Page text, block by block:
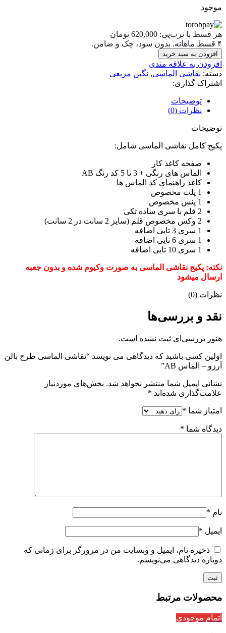
موجود
هر قسط با ترب‌پی: 620,000 تومان
۴ قسط ماهانه. بدون سود، چک و ضامن.
افزودن به سبد خرید
افزودن به علاقه مندی
دسته: نقاشی الماسی, نگین مربعی
اشتراک گذاری:
توضیحات
نظرات (0)
توضیحات
پکیج کامل نقاشی الماسی شامل:
صفحه کاغذ کار
الماس های رنگی + 3 تا 5 کد رنگ AB
کاغذ راهنمای کد الماس ها
1 پلت مخصوص
1 پنس مخصوص
2 قلم با سری ساده تکی
2 وکس مخصوص قلم (سایز 2 سانت در 2 سانت)
1 سری 3 تایی اضافه
1 سری 6 تایی اضافه
1 سری 10 تایی اضافه
نکته: پکیج نقاشی الماسی به صورت وکیوم شده و بدون جعبه
ارسال میشود
نظرات (0)
نقد و بررسی‌ها
هنوز بررسی‌ای ثبت نشده است.
اولین کسی باشید که دیدگاهی می نویسد “نقاشی الماسی طرح بالن
آرزو – الماس AB”
نشانی ایمیل شما منتشر نخواهد شد. بخش‌های موردنیاز
علامت‌گذاری شده‌اند *
امتیاز شما *
دیدگاه شما *
نام *
ایمیل *
ذخیره نام، ایمیل و وبسایت من در مرورگر برای زمانی که
دوباره دیدگاهی می‌نویسم.
محصولات مرتبط
اتمام موجودی